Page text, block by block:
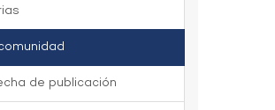
de publicación